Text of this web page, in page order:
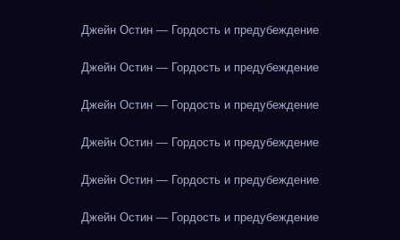
Джейн Остин — Гордость и предубеждение
Джейн Остин — Гордость и предубеждение
Джейн Остин — Гордость и предубеждение
Джейн Остин — Гордость и предубеждение
Джейн Остин — Гордость и предубеждение
Джейн Остин — Гордость и предубеждение